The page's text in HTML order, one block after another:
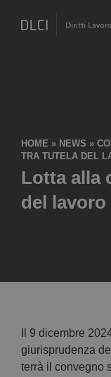
HOME » NEWS »
TRA TUTELA DEL
Lotta alla
del lavoro
Il 9 dicembre
giurisprudenza
terrà il convegno